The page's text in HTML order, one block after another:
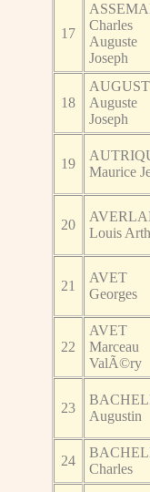
17
Charles
Auguste
Joseph
18
Auguste
Joseph
19
Maurice
20
Louis
21
AVET
Georges
22
AVET
Marceau
ValÃ©ry
23
Augustin
24
Charles